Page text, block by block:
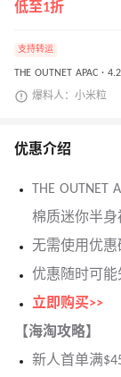
低至1折
支持转运
THE OUTNET APAC ·
爆料人：小米粒
优惠介绍
THE
棉质迷你半身
无需使用优惠
优惠随时可能
立即购买>>
【海淘攻略】
新人首单满